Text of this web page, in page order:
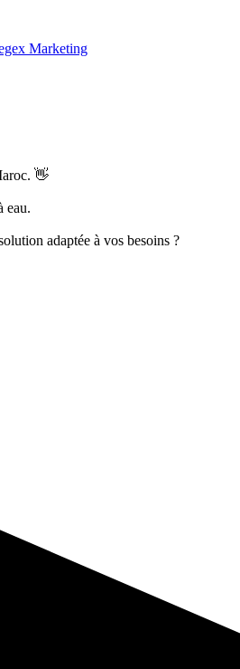
Marketing
👋
eau.
adaptée à vos besoins ?